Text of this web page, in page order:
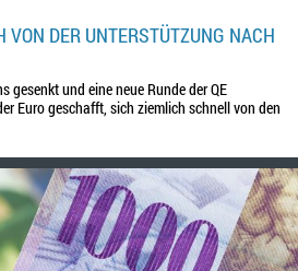
VON DER UNTERSTÜTZUNG NACH
gesenkt und eine neue Runde der QE
Euro geschafft, sich ziemlich schnell von den